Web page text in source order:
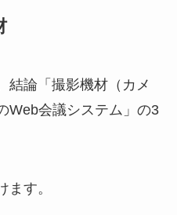
結論「撮影機材（カメ
Web会議システム」の3
す。